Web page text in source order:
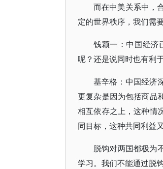
而在中美关系中，
定的世界秩序，我们需
钱颖一：中国经济
呢？还是说同时也有利
基辛格：中国经济
更复杂是因为包括商品
相互依存之上，这种情
同目标，这种共同利益
脱钩对两国都极为
学习。我们不能通过脱